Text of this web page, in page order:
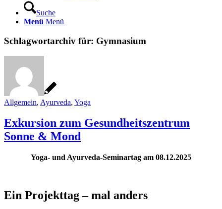
Suche
Menü Menü
Schlagwortarchiv für: Gymnasium
Allgemein, Ayurveda, Yoga
Exkursion zum Gesundheitszentrum
Sonne & Mond
Yoga- und Ayurveda-Seminartag am 08.12.2025
Ein Projekttag – mal anders